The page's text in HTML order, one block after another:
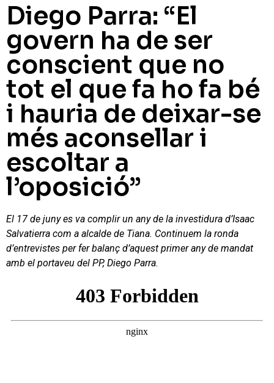
Diego Parra: “El
govern ha de ser
conscient que no
tot el que fa ho fa bé
i hauria de deixar-se
més aconsellar i
escoltar a
l’oposició”
El 17 de juny es va complir un any de la investidura d’Isaac
Salvatierra com a alcalde de Tiana. Continuem la ronda
d’entrevistes per fer balanç d’aquest primer any de mandat
amb el portaveu del PP, Diego Parra.